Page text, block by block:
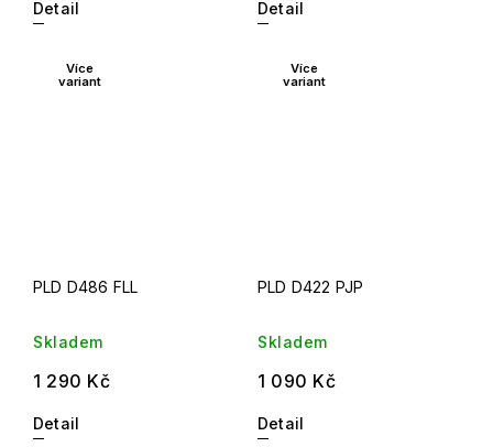
Detail Detail
Více
variant
PLD D486 FLL
Skladem
1 290 Kč
Detail
Více
variant
PLD D422 PJP
Skladem
1 090 Kč
Detail